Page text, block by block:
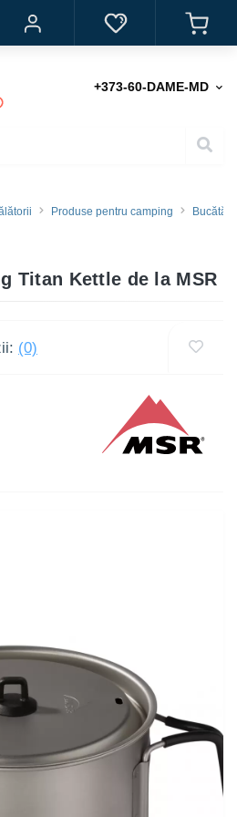
+373-60-DAME-MD
Produse pentru camping
Titan Kettle de la MSR
(0)